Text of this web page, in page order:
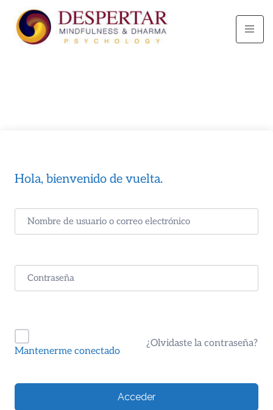
Hola, bienvenido de vuelta.
Mantenerme conectado
¿Olvidaste la contraseña?
Acceder